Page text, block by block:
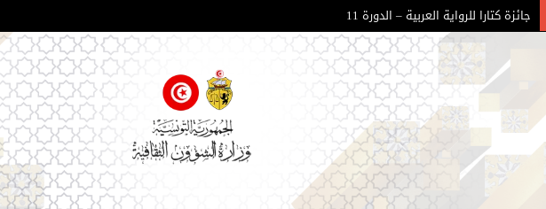
جائزة كتارا للرواية العربية – الدورة 11